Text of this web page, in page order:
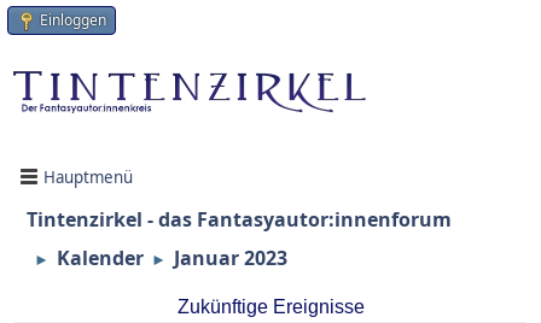
Einloggen
Hauptmenü
Tintenzirkel - das Fantasyautor:innenforum
► Kalender ► Januar 2023
Zukünftige Ereignisse